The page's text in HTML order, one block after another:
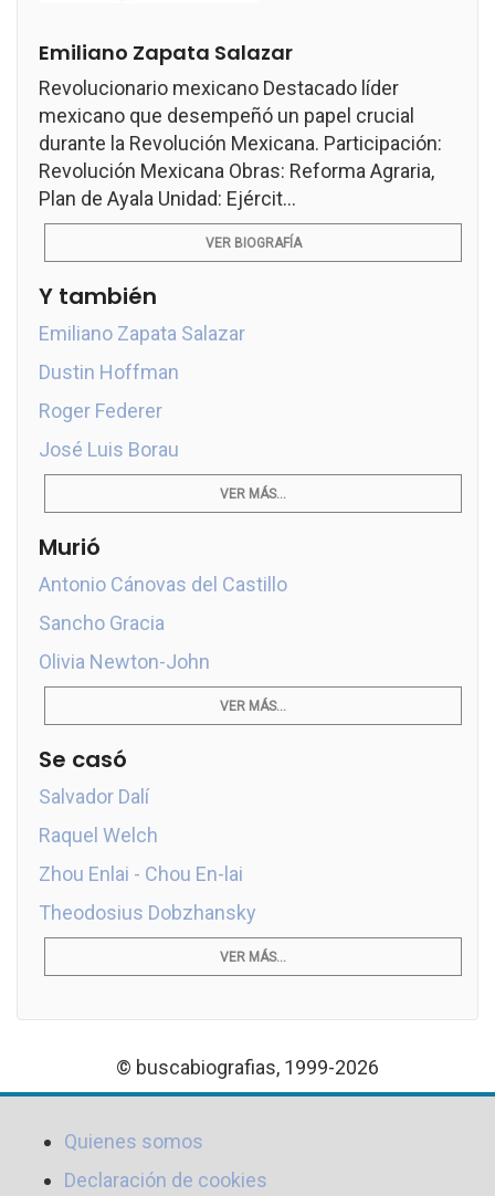
Emiliano Zapata Salazar
Revolucionario mexicano Destacado líder
mexicano que desempeñó un papel crucial
durante la Revolución Mexicana. Participación:
Revolución Mexicana Obras: Reforma Agraria,
Plan de Ayala Unidad: Ejércit...
VER BIOGRAFÍA
Y también
Emiliano Zapata Salazar
Dustin Hoffman
Roger Federer
José Luis Borau
VER MÁS...
Murió
Antonio Cánovas del Castillo
Sancho Gracia
Olivia Newton-John
VER MÁS...
Se casó
Salvador Dalí
Raquel Welch
Zhou Enlai - Chou En-lai
Theodosius Dobzhansky
VER MÁS...
© buscabiografias, 1999-2026
Quienes somos
Declaración de cookies